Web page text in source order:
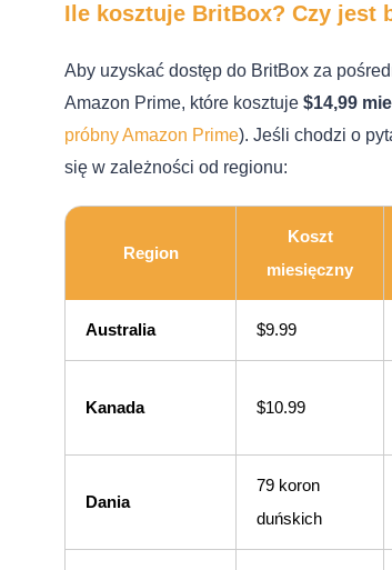
Ile kosztuje BritBox? Czy jest
Aby uzyskać dostęp do BritBox za
Amazon Prime, które kosztuje $14,99
próbny Amazon Prime). Jeśli chodzi o
się w zależności od regionu:
Region
Koszt
miesięczny
Australia $9.99
Kanada $10.99
Dania
79 koron
duńskich